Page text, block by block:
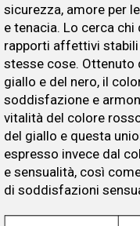
sicurezza, amore per
e tenacia. Lo cerca
rapporti affettivi stabili
stesse cose. Ottenuto
giallo e del nero, il
soddisfazione e
vitalità del colore
del giallo e questa
espresso invece dal
e sensualità, così
di soddisfazioni